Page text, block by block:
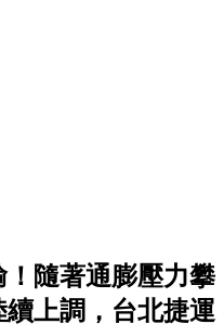
隨著通膨壓力攀
上調，台北捷運